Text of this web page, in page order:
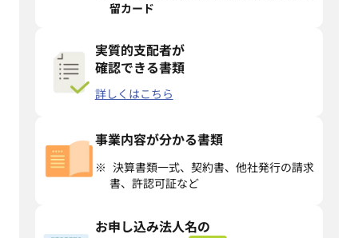
留カード
実質的支配者が
確認できる書類
詳しくはこちら
事業内容が分かる書類
決算書類一式、契約書、他社発行の請求
書、許認可証など
お申し込み法人名の